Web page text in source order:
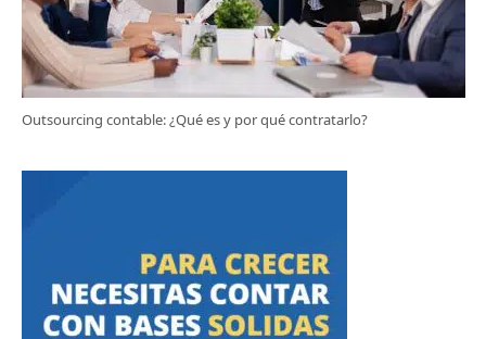
Outsourcing contable: ¿Qué es y por qué contratarlo?